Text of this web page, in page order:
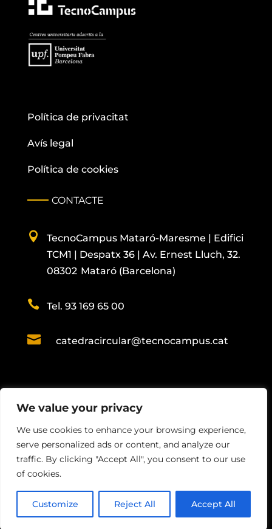
We value your privacy
We use cookies to enhance your browsing experience,
serve personalized ads or content, and analyze our
traffic. By clicking "Accept All", you consent to our use
of cookies.
Customize Reject All Accept All
Política de privacitat
Avís legal
Política de cookies
CONTACTE
 TecnoCampusMataró-Maresme | Edifici
TCM1 | Despatx36 | Av. Ernest Lluch, 32.
08302 Mataró (Barcelona)
 Tel. 93 169 65 00
 catedracircular@tecnocampus.cat
DISSENY PROPI © TOTS ELS DRETS
RESERVATS